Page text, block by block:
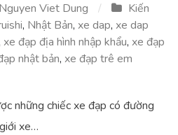
Nguyen Viet Dung
Kiến
, Nhật Bản, xe dap, xe dap
xe đạp địa hình nhập khẩu, xe đạp
nhật bản, xe đạp trê em
những chiếc xe đạp có đường
xe…